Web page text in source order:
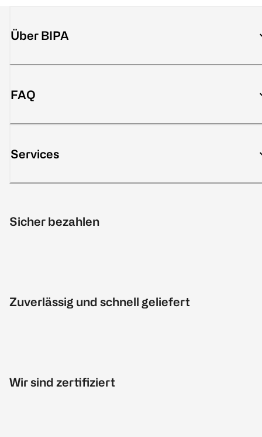
Über BIPA
FAQ
Services
Sicher bezahlen
Zuverlässig und schnell geliefert
Wir sind zertifiziert